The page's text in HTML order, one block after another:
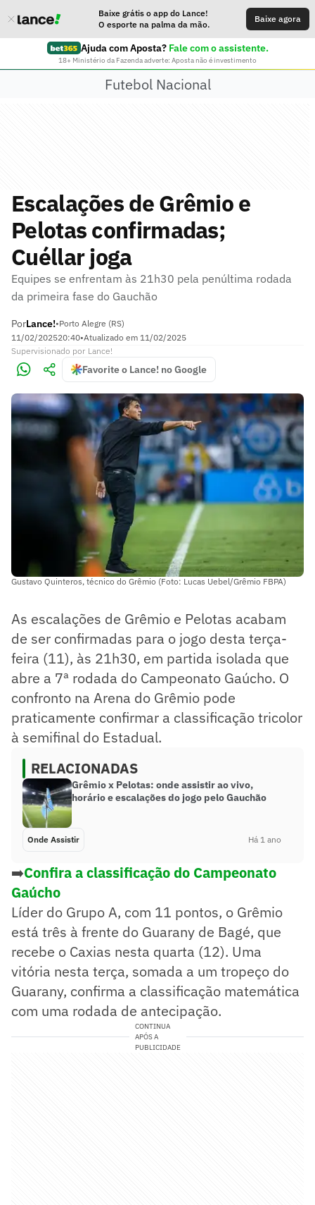
Baixe grátis o app do Lance!
O esporte na palma da mão.
Baixe agora
Ajuda com Aposta? Fale com o assistente.
18+ Ministério da Fazenda adverte: Aposta não é investimento
Futebol Nacional
Escalações de Grêmio e
Pelotas confirmadas;
Cuéllar joga
Equipes se enfrentam às 21h30 pela penúltima rodada
da primeira fase do Gauchão
PorLance!•Porto Alegre (RS)
11/02/202520:40•Atualizado em 11/02/2025
Supervisionado por Lance!
Favorite o Lance! no Google
Gustavo Quinteros, técnico do Grêmio (Foto: Lucas Uebel/Grêmio FBPA)
As escalações de Grêmio e Pelotas acabam
de ser confirmadas para o jogo desta terça-
feira (11), às 21h30, em partida isolada que
abre a 7ª rodada do Campeonato Gaúcho. O
confronto na Arena do Grêmio pode
praticamente confirmar a classificação tricolor
à semifinal do Estadual.
RELACIONADAS
Grêmio x Pelotas: onde assistir ao vivo,
horário e escalações do jogo pelo Gauchão
Onde Assistir Há 1 ano
➡️Confira a classificação do Campeonato
Gaúcho
Líder do Grupo A, com 11 pontos, o Grêmio
está três à frente do Guarany de Bagé, que
recebe o Caxias nesta quarta (12). Uma
vitória nesta terça, somada a um tropeço do
Guarany, confirma a classificação matemática
com uma rodada de antecipação.
CONTINUA
APÓS A
PUBLICIDADE